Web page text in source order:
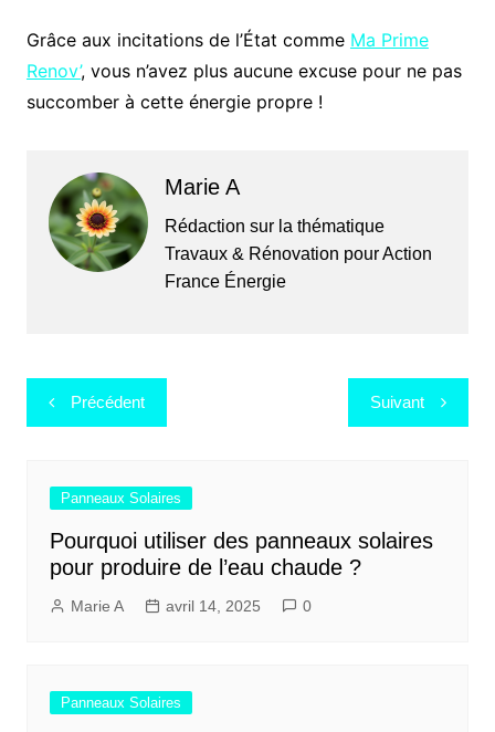
Grâce aux incitations de l’État comme Ma Prime
Renov’, vous n’avez plus aucune excuse pour ne pas
succomber à cette énergie propre !
Marie A
Rédaction sur la thématique
Travaux & Rénovation pour Action
France Énergie
Navigation
de
Précédent Suivant
Panneaux Solaires
Pourquoi utiliser des panneaux solaires
pour produire de l’eau chaude ?
Marie A avril 14, 2025 0
Panneaux Solaires